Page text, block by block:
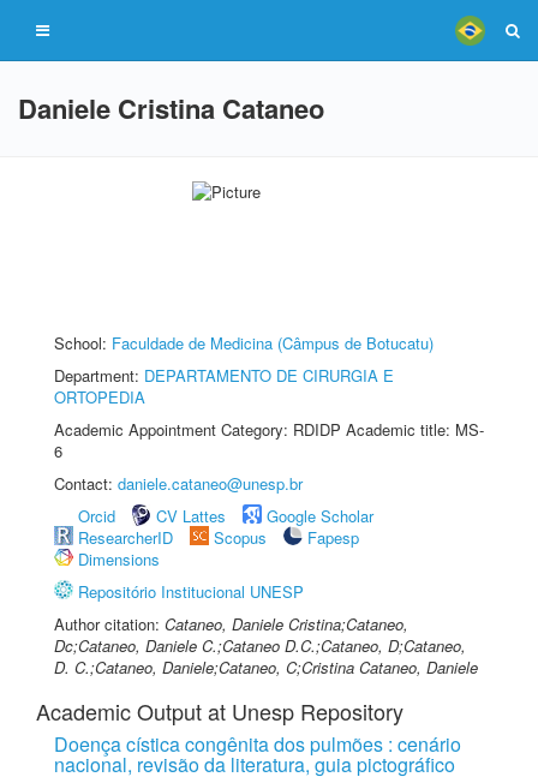
Daniele Cristina Cataneo
School: Faculdade de Medicina (Câmpus de Botucatu)
Department: DEPARTAMENTO DE CIRURGIA E
ORTOPEDIA
Academic Appointment Category: RDIDP Academic title: MS-
6
Contact: daniele.cataneo@unesp.br
Orcid
CV Lattes
Google Scholar
ResearcherID
Scopus
Fapesp
Dimensions
Repositório Institucional UNESP
Author citation: Cataneo, Daniele Cristina;Cataneo,
Dc;Cataneo, Daniele C.;Cataneo D.C.;Cataneo, D;Cataneo,
D. C.;Cataneo, Daniele;Cataneo, C;Cristina Cataneo, Daniele
Academic Output at Unesp Repository
Doença cística congênita dos pulmões : cenário
nacional, revisão da literatura, guia pictográfico